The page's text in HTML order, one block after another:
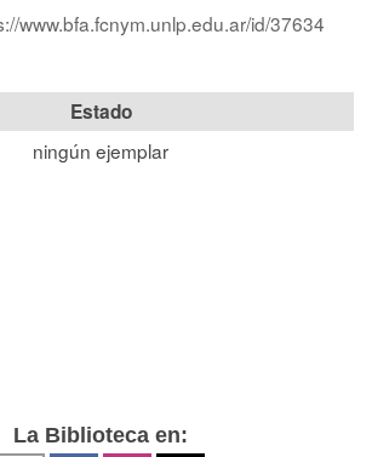
www.bfa.fcnym.unlp.edu.ar/id/37634
Estado
ningún ejemplar
La Biblioteca en: